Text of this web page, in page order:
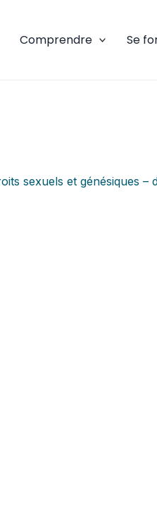
Comprendre Se
sexuels et génésiques –